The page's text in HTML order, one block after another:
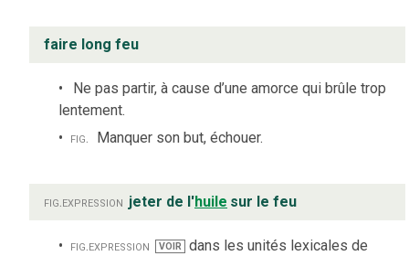
faire long feu
Ne pas partir, à cause d’une amorce qui brûle trop
lentement.
fig.
Manquer son but, échouer.
fig.expression jeter de l'huile sur le feu
fig.expression VOIR
dans les unités lexicales de